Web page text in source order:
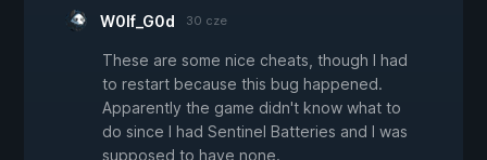
W0lf_G0d 30 cze
These are some nice cheats, though I had
to restart because this bug happened.
Apparently the game didn't know what to
do since I had Sentinel Batteries and I was
supposed to have none.